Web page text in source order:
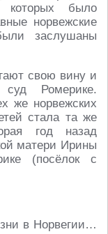
которых было
норвежские
заслушаны
свою вину и
Ромерике.
же норвежских
стала та же
год назад
матери Ирины
(посёлок с
в Норвегии…